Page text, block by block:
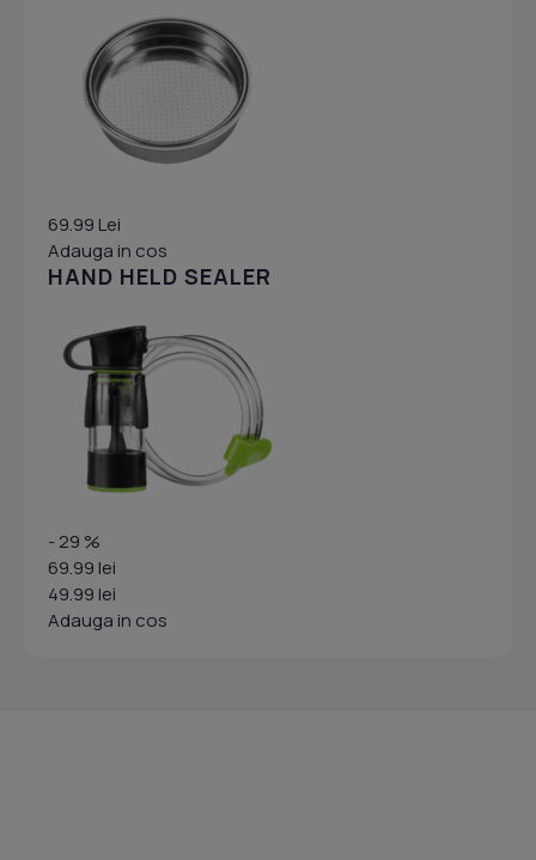
69.99 Lei
Adauga in cos
HAND HELD SEALER
- 29 %
69.99 lei
49.99 lei
Adauga in cos